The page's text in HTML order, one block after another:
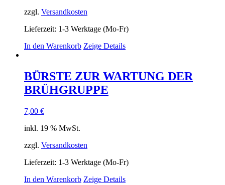
zzgl. Versandkosten
Lieferzeit: 1-3 Werktage (Mo-Fr)
In den Warenkorb Zeige Details
BÜRSTE ZUR WARTUNG DER
BRÜHGRUPPE
7,00 €
inkl. 19 % MwSt.
zzgl. Versandkosten
Lieferzeit: 1-3 Werktage (Mo-Fr)
In den Warenkorb Zeige Details